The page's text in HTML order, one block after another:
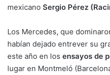
mexicano Sergio Pérez
Los Mercedes, que
habían dejado entrever su
este año en los ensayos de
lugar en Montmeló